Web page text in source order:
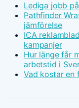
Lediga jobb
Pathfinder
jämförelse
ICA
kampanjer
Hur länge får
arbetstid i
Vad kostar en